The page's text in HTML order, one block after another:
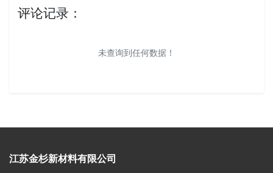
评论记录：
未查询到任何数据！
江苏金杉新材料有限公司